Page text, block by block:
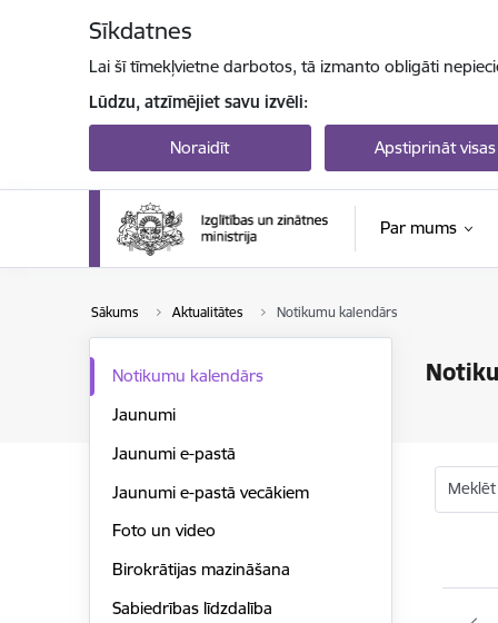
Sīkdatnes
Lai šī tīmekļvietne darbotos, tā izmanto obligāti
Lūdzu, atzīmējiet savu izvēli:
Noraidīt Apstiprināt visas
Par mums
Sākums Aktualitātes Notikumu kalendārs
Notikumu kalendārs
Jaunumi
Jaunumi e-pastā
Jaunumi e-pastā vecākiem
Foto un video
Birokrātijas mazināšana
Sabiedrības līdzdalība